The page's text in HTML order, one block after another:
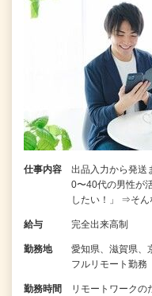
仕事内容
出品入力から発送
0〜40代の男性が
したい！」 ⇒そ
給与 完全出来高制
勤務地
愛知県、滋賀県
フルリモート勤務
勤務時間
リモートワークの